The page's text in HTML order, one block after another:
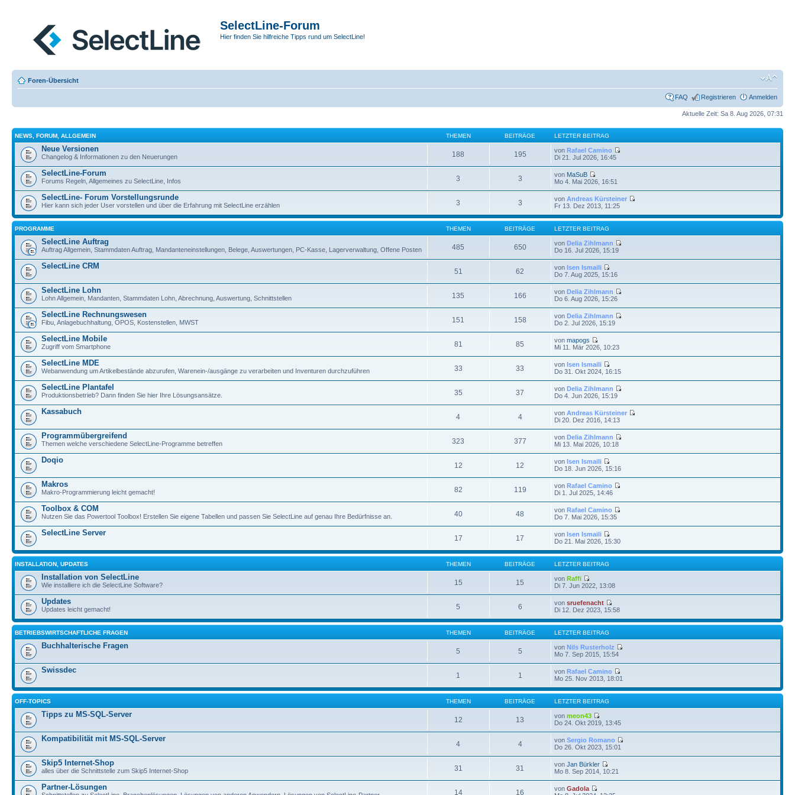
SelectLine-Forum
Hier finden Sie hilfreiche Tipps rund um SelectLine!
Foren-Übersicht
FAQ Registrieren Anmelden
Aktuelle Zeit: Sa 8. Aug 2026, 07:31
NEWS, FORUM, ALLGEMEIN THEMEN BEITRÄGE LETZTER BEITRAG
Neue Versionen
Changelog & Informationen zu den Neuerungen 188 195 vonRafael Camino
Di 21. Jul 2026, 16:45
SelectLine-Forum
Forums Regeln, Allgemeines zu SelectLine, Infos 3 3 von MaSuB
Mo 4. Mai 2026, 16:51
SelectLine- Forum Vorstellungsrunde
Hier kann sich jeder User vorstellen und über die Erfahrung mit SelectLine erzählen 3 3 vonAndreas Kürsteiner
Fr 13. Dez 2013, 11:25
PROGRAMME THEMEN BEITRÄGE LETZTER BEITRAG
SelectLine Auftrag
Auftrag Allgemein, Stammdaten Auftrag, Mandanteneinstellungen, Belege, Auswertungen, PC-Kasse, Lagerverwaltung, Offene Posten 485 650 vonDelia Zihlmann
Do 16. Jul 2026, 15:19
SelectLine CRM
51 62 vonIsen Ismaili
Do 7. Aug 2025, 15:16
SelectLine Lohn
Lohn Allgemein, Mandanten, Stammdaten Lohn, Abrechnung, Auswertung, Schnittstellen 135 166 vonDelia Zihlmann
Do 6. Aug 2026, 15:26
SelectLine Rechnungswesen
Fibu, Anlagebuchhaltung, OPOS, Kostenstellen, MWST 151 158 vonDelia Zihlmann
Do 2. Jul 2026, 15:19
SelectLine Mobile
Zugriff vom Smartphone 81 85 vonmapogs
Mi 11. Mär 2026, 10:23
SelectLine MDE
Webanwendung um Artikelbestände abzurufen, Warenein-/ausgänge zu verarbeiten und Inventuren durchzuführen 33 33 vonIsen Ismaili
Do 31. Okt 2024, 16:15
SelectLine Plantafel
Produktionsbetrieb? Dann finden Sie hier Ihre Lösungsansätze. 35 37 vonDelia Zihlmann
Do 4. Jun 2026, 15:19
Kassabuch
4 4 vonAndreas Kürsteiner
Di 20. Dez 2016, 14:13
Programmübergreifend
Themen welche verschiedene SelectLine-Programme betreffen 323 377 vonDelia Zihlmann
Mi 13. Mai 2026, 10:18
Doqio
12 12 vonIsen Ismaili
Do 18. Jun 2026, 15:16
Makros
Makro-Programmierung leicht gemacht! 82 119 vonRafael Camino
Di 1. Jul 2025, 14:46
Toolbox & COM
Nutzen Sie das Powertool Toolbox! Erstellen Sie eigene Tabellen und passen Sie SelectLine auf genau Ihre Bedürfnisse an. 40 48 vonRafael Camino
Do 7. Mai 2026, 15:35
SelectLine Server
17 17 vonIsen Ismaili
Do 21. Mai 2026, 15:30
INSTALLATION, UPDATES THEMEN BEITRÄGE LETZTER BEITRAG
Installation von SelectLine
Wie installiere ich die SelectLine Software? 15 15 vonRaffi
Di 7. Jun 2022, 13:08
Updates
Updates leicht gemacht! 5 6 vonsruefenacht
Di 12. Dez 2023, 15:58
BETRIEBSWIRTSCHAFTLICHE FRAGEN THEMEN BEITRÄGE LETZTER BEITRAG
Buchhalterische Fragen
5 5 vonNils Rusterholz
Mo 7. Sep 2015, 15:54
Swissdec
1 1 vonRafael Camino
Mo 25. Nov 2013, 18:01
OFF-TOPICS THEMEN BEITRÄGE LETZTER BEITRAG
Tipps zu MS-SQL-Server
12 13 vonmeon43
Do 24. Okt 2019, 13:45
Kompatibilität mit MS-SQL-Server
4 4 vonSergio Romano
Do 26. Okt 2023, 15:01
Skip5 Internet-Shop
alles über die Schnittstelle zum Skip5 Internet-Shop 31 31 vonJan Bürkler
Mo 8. Sep 2014, 10:21
Partner-Lösungen
14 16 vonGadola